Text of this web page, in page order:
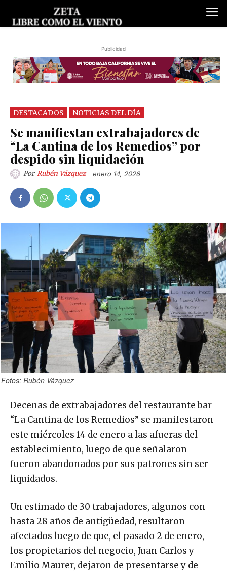
Publicidad
DESTACADOS NOTICIAS DEL DÍA
Se manifiestan extrabajadores de
“La Cantina de los Remedios” por
despido sin liquidación
Por Rubén Vázquez enero 14, 2026
Fotos: Rubén Vázquez
Decenas de extrabajadores del restaurante bar
“La Cantina de los Remedios” se manifestaron
este miércoles 14 de enero a las afueras del
establecimiento, luego de que señalaron
fueron abandonados por sus patrones sin ser
liquidados.
Un estimado de 30 trabajadores, algunos con
hasta 28 años de antigüedad, resultaron
afectados luego de que, el pasado 2 de enero,
los propietarios del negocio, Juan Carlos y
Emilio Maurer, dejaron de presentarse y de